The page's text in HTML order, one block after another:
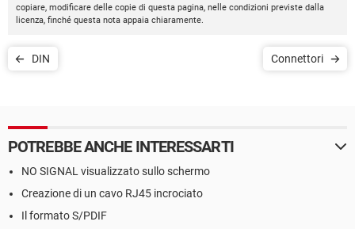
copiare, modificare delle copie di questa pagina, nelle condizioni previste dalla
licenza, finché questa nota appaia chiaramente.
DIN Connettori
POTREBBE ANCHE INTERESSARTI
NO SIGNAL visualizzato sullo schermo
Creazione di un cavo RJ45 incrociato
Il formato S/PDIF